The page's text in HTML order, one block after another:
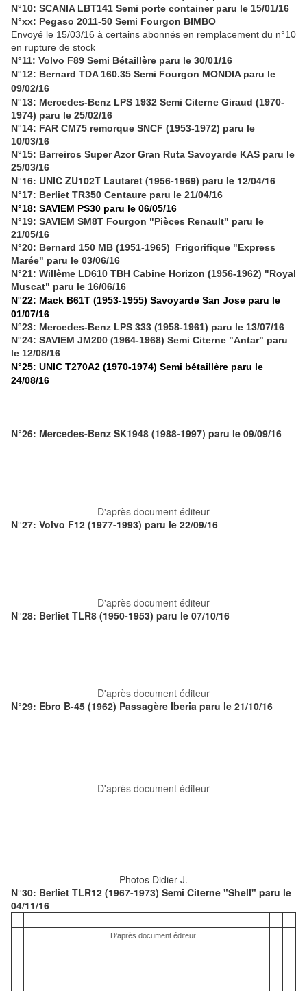
N°10: SCANIA LBT141 Semi porte container paru le 15/01/16
N°xx: Pegaso 2011-50 Semi Fourgon BIMBO
Envoyé le 15/03/16 à certains abonnés en remplacement du n°10
en rupture de stock
N°11: Volvo F89 Semi Bétaillère paru le 30/01/16
N°12: Bernard TDA 160.35 Semi Fourgon MONDIA paru le
09/02/16
N°13: Mercedes-Benz LPS 1932 Semi Citerne Giraud (1970-
1974) paru le 25/02/16
N°14: FAR CM75 remorque SNCF (1953-1972) paru le
10/03/16
N°15: Barreiros Super Azor Gran Ruta Savoyarde KAS paru le
25/03/16
N°16: UNIC ZU102T Lautaret (1956-1969) paru le 12/04/16
N°17: Berliet TR350 Centaure paru le 21/04/16
N°18: SAVIEM PS30 paru le 06/05/16
N°19: SAVIEM SM8T Fourgon "Pièces Renault" paru le
21/05/16
N°20: Bernard 150 MB (1951-1965) Frigorifique "Express
Marée" paru le 03/06/16
N°21: Willème LD610 TBH Cabine Horizon (1956-1962) "Royal
Muscat" paru le 16/06/16
N°22: Mack B61T (1953-1955) Savoyarde San Jose paru le
01/07/16
N°23: Mercedes-Benz LPS 333 (1958-1961) paru le 13/07/16
N°24: SAVIEM JM200 (1964-1968) Semi Citerne "Antar" paru
le 12/08/16
N°25: UNIC T270A2 (1970-1974) Semi bétaillère paru le
24/08/16
N°26: Mercedes-Benz SK1948 (1988-1997) paru le 09/09/16
D'après document éditeur
N°27: Volvo F12 (1977-1993) paru le 22/09/16
D'après document éditeur
N°28: Berliet TLR8 (1950-1953) paru le 07/10/16
D'après document éditeur
N°29: Ebro B-45 (1962) Passagère Iberia paru le 21/10/16
D'après document éditeur
Photos Didier J.
N°30: Berliet TLR12 (1967-1973) Semi Citerne "Shell" paru le
04/11/16
D'après document éditeur